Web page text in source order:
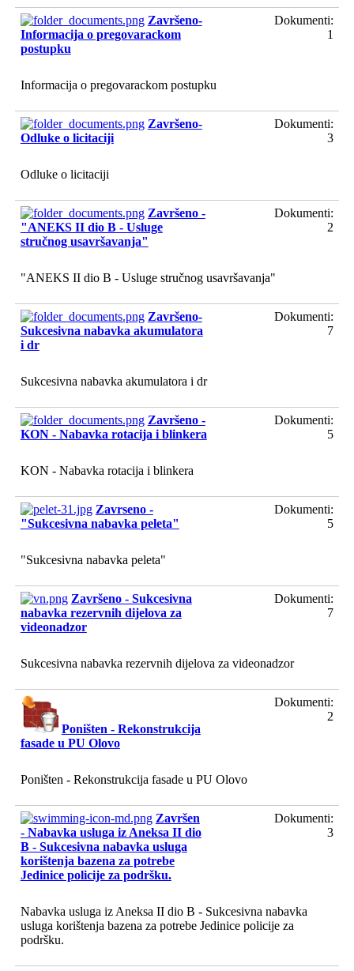
Završeno-
Informacija o pregovarackom
postupku
Dokumenti:
1
Informacija o pregovarackom postupku
Završeno-
Odluke o licitaciji
Dokumenti:
3
Odluke o licitaciji
Završeno -
"ANEKS II dio B - Usluge
stručnog usavršavanja"
Dokumenti:
2
"ANEKS II dio B - Usluge stručnog usavršavanja"
Završeno-
Sukcesivna nabavka akumulatora
i dr
Dokumenti:
7
Sukcesivna nabavka akumulatora i dr
Završeno -
KON - Nabavka rotacija i blinkera
Dokumenti:
5
KON - Nabavka rotacija i blinkera
Zavrseno -
"Sukcesivna nabavka peleta"
Dokumenti:
5
"Sukcesivna nabavka peleta"
Završeno - Sukcesivna
nabavka rezervnih dijelova za
videonadzor
Dokumenti:
7
Sukcesivna nabavka rezervnih dijelova za videonadzor
Poništen - Rekonstrukcija
fasade u PU Olovo
Dokumenti:
2
Poništen - Rekonstrukcija fasade u PU Olovo
Završen
- Nabavka usluga iz Aneksa II dio
B - Sukcesivna nabavka usluga
korištenja bazena za potrebe
Jedinice policije za podršku.
Dokumenti:
3
Nabavka usluga iz Aneksa II dio B - Sukcesivna nabavka
usluga korištenja bazena za potrebe Jedinice policije za
podršku.